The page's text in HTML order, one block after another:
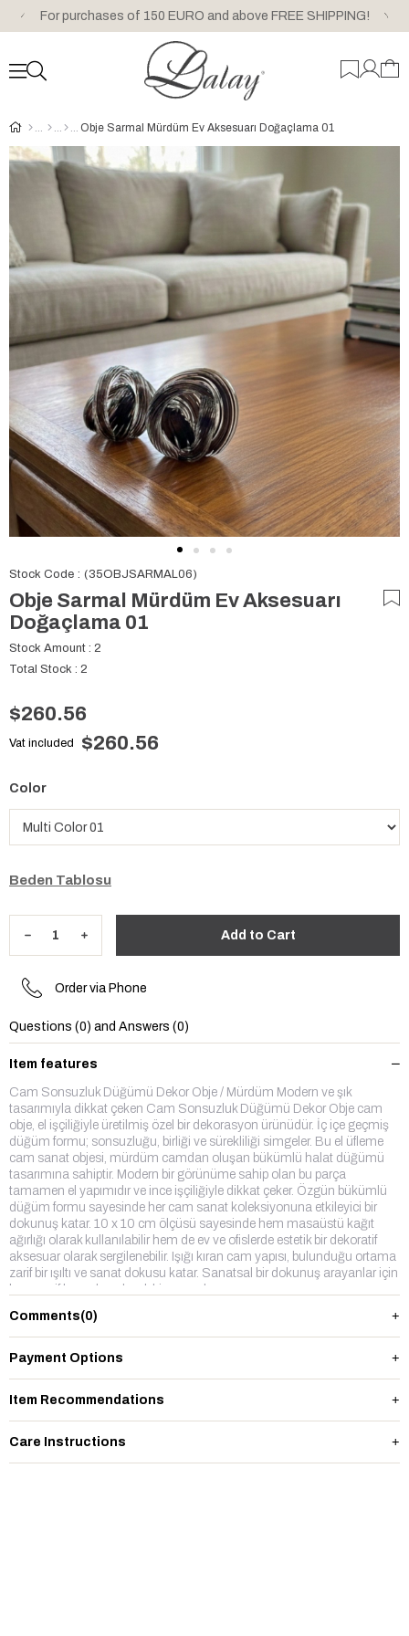
For purchases of 150 EURO and above FREE SHIPPING!
Obje Sarmal Mürdüm Ev Aksesuarı Doğaçlama 01
Stock Code (35OBJSARMAL06)
Obje Sarmal Mürdüm Ev Aksesuarı
Doğaçlama 01
Stock Amount : 2
Total Stock : 2
$260.56
Vat included $260.56
Color
Beden Tablosu
Order via Phone
Questions (0) and Answers (0)
Item features
Cam Sonsuzluk Düğümü Dekor Obje / Mürdüm Modern ve şık
tasarımıyla dikkat çeken Cam Sonsuzluk Düğümü Dekor Obje cam
obje, el işçiliğiyle üretilmiş özel bir dekorasyon ürünüdür. İç içe geçmiş
düğüm formu; sonsuzluğu, birliği ve sürekliliği simgeler. Bu el üfleme
cam sanat objesi, mürdüm camdan oluşan bükümlü halat düğümü
tasarımına sahiptir. Modern bir görünüme sahip olan bu parça
tamamen el yapımıdır ve ince işçiliğiyle dikkat çeker. Özgün bükümlü
düğüm formu sayesinde her cam sanat koleksiyonuna etkileyici bir
dokunuş katar. 10 x 10 cm ölçüsü sayesinde hem masaüstü kağıt
ağırlığı olarak kullanılabilir hem de ev ve ofislerde estetik bir dekoratif
aksesuar olarak sergilenebilir. Işığı kıran cam yapısı, bulunduğu ortama
zarif bir ışıltı ve sanat dokusu katar. Sanatsal bir dokunuş arayanlar için
hem zarif hem de anlamlı bir parçadır.
Comments(0)
Payment Options
Item Recommendations
Care Instructions